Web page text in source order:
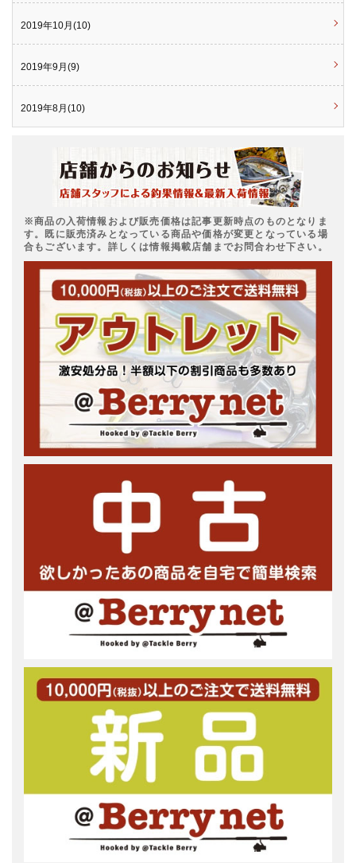
2019年10月(10)
2019年9月(9)
2019年8月(10)
※商品の入荷情報および販売価格は記事更新時点のものとなりま
す。既に販売済みとなっている商品や価格が変更となっている場
合もございます。詳しくは情報掲載店舗までお問合わせ下さい。